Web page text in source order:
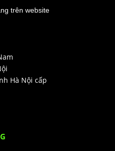
trên website
Hà Nội cấp